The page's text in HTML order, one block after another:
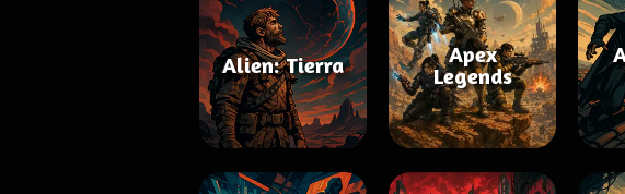
Alien: Tierra
Apex
Legends